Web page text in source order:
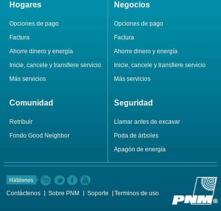
Hogares
Opciones de pago
Factura
Ahorre dinero y energía
Inicie, cancele y transfiere servicio
Más servicios
Negocios
Opciones de pago
Factura
Ahorre dinero y energía
Inicie, cancele y transfiere servicio
Más servicios
Comunidad
Retribuir
Fondo Good Neighbor
Seguridad
Llamar antes de excavar
Poda de árboles
Apagón de energía
Contáctenos Sobre PNM Soporte Terminos de uso